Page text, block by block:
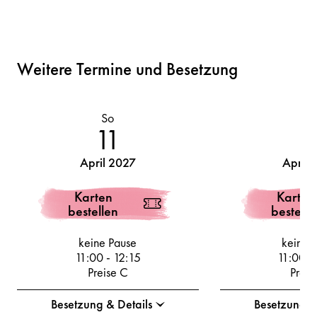
Weitere Termine und Besetzung
So
11
April 2027
Karten
bestellen
keine Pause
11:00- 12:15
Preise C
Besetzung & Details
April
Karten
keine
11:00
Besetzung